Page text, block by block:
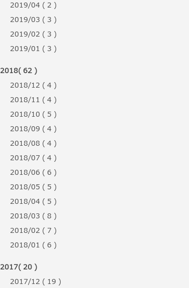
2019/04 ( 2 )
2019/03 ( 3 )
2019/02 ( 3 )
2019/01 ( 3 )
2018( 62 )
2018/12 ( 4 )
2018/11 ( 4 )
2018/10 ( 5 )
2018/09 ( 4 )
2018/08 ( 4 )
2018/07 ( 4 )
2018/06 ( 6 )
2018/05 ( 5 )
2018/04 ( 5 )
2018/03 ( 8 )
2018/02 ( 7 )
2018/01 ( 6 )
2017( 20 )
2017/12 ( 19 )